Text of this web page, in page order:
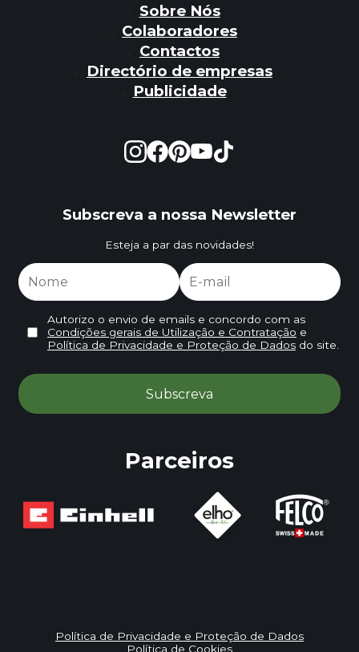
Sobre Nós
Colaboradores
Contactos
Directório de empresas
Publicidade
Subscreva a nossa Newsletter
Esteja a par das novidades!
Autorizo o envio de emails e concordo com as
Condições gerais de Utilização e Contratação e
Política de Privacidade e Proteção de Dadosdo site.
Parceiros
Política de Privacidade e Proteção de Dados
Política de Cookies